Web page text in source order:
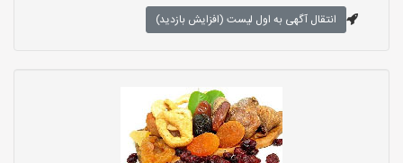
انتقال آگهی به اول لیست (افزایش بازدید)